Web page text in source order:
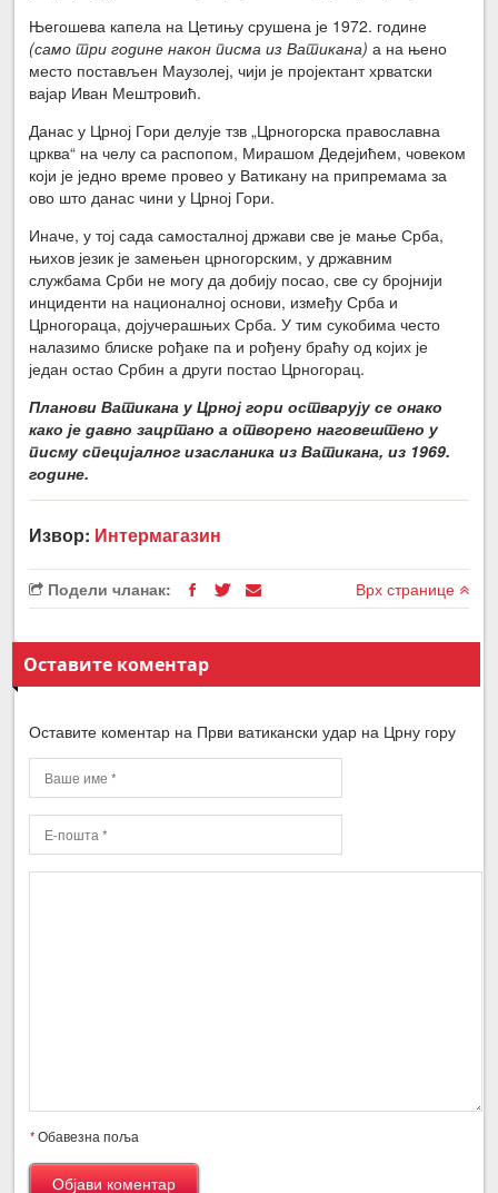
Његошева капела на Цетињу срушена је 1972. године
(само три године након писма из Ватикана) а на њено
место постављен Маузолеј, чији је пројектант хрватски
вајар Иван Мештровић.
Данас у Црној Гори делује тзв „Црногорска православна
црква“ на челу са распопом, Мирашом Дедејићем, човеком
који је једно време провео у Ватикану на припремама за
ово што данас чини у Црној Гори.
Иначе, у тој сада самосталној држави све је мање Срба,
њихов језик је замењен црногорским, у државним
службама Срби не могу да добију посао, све су бројнији
инциденти на националној основи, између Срба и
Црногораца, дојучерашњих Срба. У тим сукобима често
налазимо блиске рођаке па и рођену браћу од којих је
један остао Србин а други постао Црногорац.
Планови Ватикана у Црној гори остварују се онако
како је давно зацртано а отворено наговештено у
писму специјалног изасланика из Ватикана, из 1969.
године.
Извор: Интермагазин
Подели чланак: Врх странице
Оставите коментар
Оставите коментар на Први ватикански удар на Црну гору
*Обавезна поља